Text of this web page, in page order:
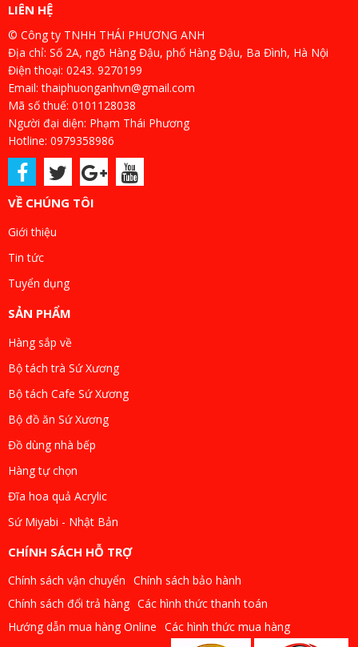
LIÊN HỆ
© Công ty TNHH THÁI PHƯƠNG ANH
Địa chỉ: Số 2A, ngõ Hàng Đậu, phố Hàng Đậu, Ba Đình, Hà Nội
Điện thoại: 0243. 9270199
Email: thaiphuonganhvn@gmail.com
Mã số thuế: 0101128038
Người đại diện: Phạm Thái Phương
Hotline: 0979358986
VỀ CHÚNG TÔI
Giới thiệu
Tin tức
Tuyển dụng
SẢN PHẨM
Hàng sắp về
Bộ tách trà Sứ Xương
Bộ tách Cafe Sứ Xương
Bộ đồ ăn Sứ Xương
Đồ dùng nhà bếp
Hàng tự chọn
Đĩa hoa quả Acrylic
Sứ Miyabi - Nhật Bản
CHÍNH SÁCH HỖ TRỢ
Chính sách vận chuyển Chính sách bảo hành
Chính sách đổi trả hàng Các hình thức thanh toán
Hướng dẫn mua hàng Online Các hình thức mua hàng